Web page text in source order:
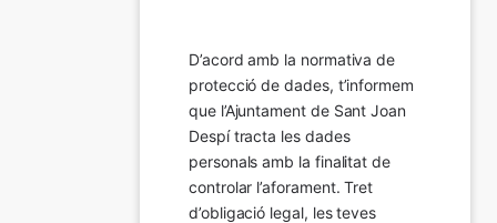
D’acord amb la normativa de
protecció de dades, t’informem
que l’Ajuntament de Sant Joan
Despí tracta les dades
personals amb la finalitat de
controlar l’aforament. Tret
d’obligació legal, les teves